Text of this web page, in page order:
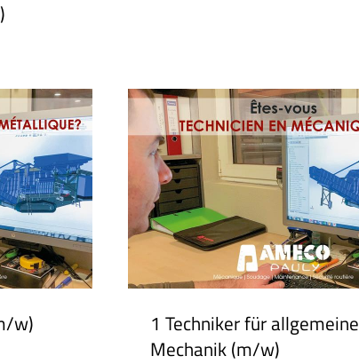
w)
1 Techniker für allgemeine
Mechanik (m/w)